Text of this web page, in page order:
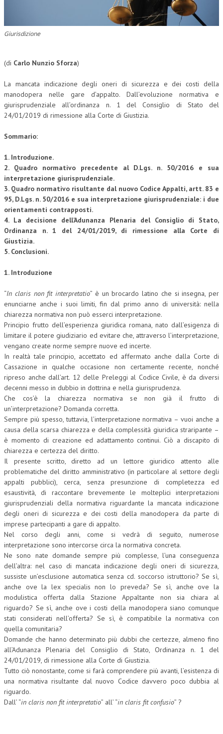
ARCHIVIO CORSI 2015
LA RIVISTA
LA RIVISTA
REDAZIONE
PEER REVIEW
CODICE ETICO
AUTORI
COLLABORA CON NOI
ECONOMIA DELL’ARTE
INTERNAZIONALIZZAZIONE
HUMAN RESOURCES
RISORSE UMANE
MARKETING
TREASURY IN FINANCIAL SERVICES
RISK MANAGEMENT
SVILUPPO SOSTENIBILE
PERSONA E CITTÀ
L’UMANISTA
DIRITTO
DIRITTO PENALE D’IMPRESA
DIRITTO DEL WEB
DIRITTO DELLE IMPRESE IN CRISI
CRIMINOLOGIA E CRIMINALISTICA
SICUREZZA SUL LAVORO
FISCO
DIRITTO TRIBUTARIO
FISCALITÀ INTERNAZIONALE
CRIMINOLOGIA TRIBUTARIA
CFC E PARADISI FISCALI
Giurisdizione
(di Carlo Nunzio Sforza)
La mancata indicazione degli oneri di sicurezza e dei costi della
manodopera nelle gare d’appalto. Dall’evoluzione normativa e
giurisprudenziale all’ordinanza n. 1 del Consiglio di Stato del
24/01/2019 di rimessione alla Corte di Giustizia.
Sommario:
1. Introduzione.
2. Quadro normativo precedente al D.Lgs. n. 50/2016 e sua
interpretazione giurisprudenziale.
3. Quadro normativo risultante dal nuovo Codice Appalti, artt. 83 e
95, D.Lgs. n. 50/2016 e sua interpretazione giurisprudenziale: i due
orientamenti contrapposti.
4. La decisione dell’Adunanza Plenaria del Consiglio di Stato,
Ordinanza n. 1 del 24/01/2019, di rimessione alla Corte di
Giustizia.
5. Conclusioni.
1. Introduzione
“In claris non fit interpretatio” è un brocardo latino che si insegna, per
enunciarne anche i suoi limiti, fin dal primo anno di università: nella
chiarezza normativa non può esserci interpretazione.
Principio frutto dell’esperienza giuridica romana, nato dall’esigenza di
limitare il potere giudiziario ed evitare che, attraverso l’interpretazione,
vengano create norme sempre nuove ed incerte.
In realtà tale principio, accettato ed affermato anche dalla Corte di
Cassazione in qualche occasione non certamente recente, nonché
ripreso anche dall’art. 12 delle Preleggi al Codice Civile, è da diversi
decenni messo in dubbio in dottrina e nella giurisprudenza.
Che cos’è la chiarezza normativa se non già il frutto di
un’interpretazione? Domanda corretta.
Sempre più spesso, tuttavia, l’interpretazione normativa – vuoi anche a
causa della scarsa chiarezza e della complessità giuridica straripante –
è momento di creazione ed adattamento continui. Ciò a discapito di
chiarezza e certezza del diritto.
Il presente scritto, diretto ad un lettore giuridico attento alle
problematiche del diritto amministrativo (in particolare al settore degli
appalti pubblici), cerca, senza presunzione di completezza ed
esaustività, di raccontare brevemente le molteplici interpretazioni
giurisprudenziali della normativa riguardante la mancata indicazione
degli oneri di sicurezza e dei costi della manodopera da parte di
imprese partecipanti a gare di appalto.
Nel corso degli anni, come si vedrà di seguito, numerose
interpretazione sono intercorse circa la normativa concreta.
Ne sono nate domande sempre più complesse, l’una conseguenza
dell’altra: nel caso di mancata indicazione degli oneri di sicurezza,
sussiste un’esclusione automatica senza cd. soccorso istruttorio? Se sì,
anche ove la lex specialis non lo preveda? Se sì, anche ove la
modulistica offerta dalla Stazione Appaltante non sia chiara al
riguardo? Se sì, anche ove i costi della manodopera siano comunque
stati considerati nell’offerta? Se sì, è compatibile la normativa con
quella comunitaria?
Domande che hanno determinato più dubbi che certezze, almeno fino
all’Adunanza Plenaria del Consiglio di Stato, Ordinanza n. 1 del
24/01/2019, di rimessione alla Corte di Giustizia.
Tutto ciò nonostante, come si farà comprendere più avanti, l’esistenza di
una normativa risultante dal nuovo Codice davvero poco dubbia al
riguardo.
Dall’ “in claris non fit interpretatio” all’ “in claris fit confusio” ?